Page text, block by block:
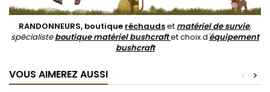
RANDONNEURS, boutique réchaudset matériel de survie,
spécialisteboutique matériel bushcraftet choix déquipement
bushcraft
VOUS AIMEREZ AUSSI >
<